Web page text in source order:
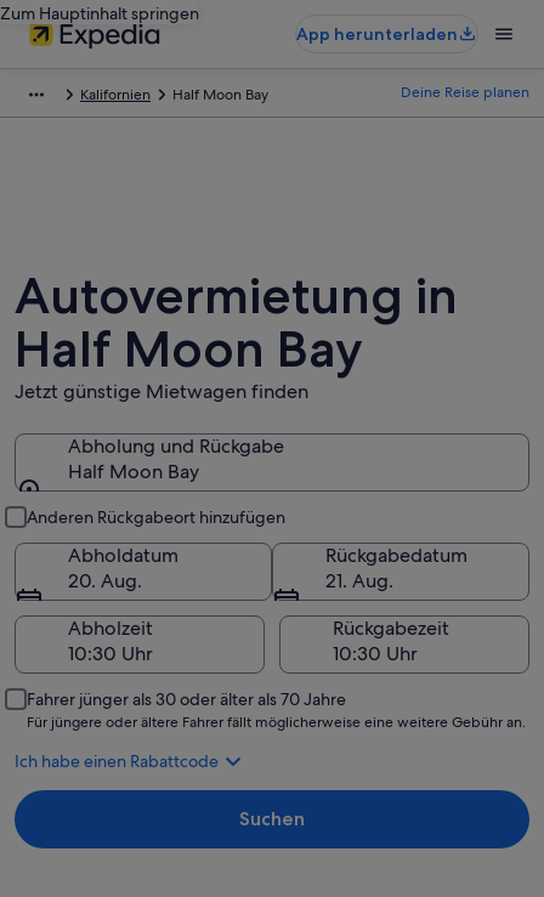
Zum Hauptinhalt springen
App herunterladen
Kalifornien Half Moon Bay Deine Reise planen
Autovermietung in
Half Moon Bay
Jetzt günstige Mietwagen finden
Abholung und Rückgabe
Half Moon Bay
Anderen Rückgabeort hinzufügen
Abholdatum
20. Aug.
Rückgabedatum
21. Aug.
Abholzeit
Rückgabezeit
Fahrer jünger als 30 oder älter als 70 Jahre
Für jüngere oder ältere Fahrer fällt möglicherweise eine weitere Gebühr an.
Ich habe einen Rabattcode
Suchen